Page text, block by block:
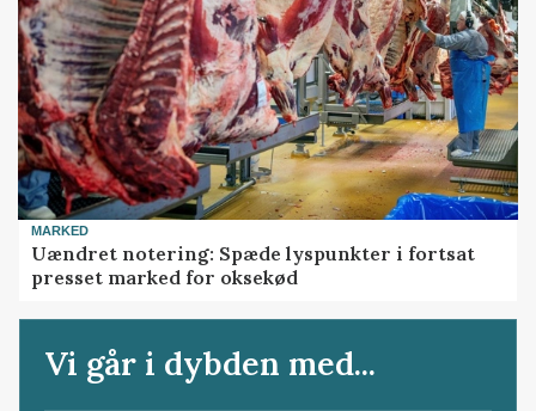
MARKED
Uændret notering: Spæde lyspunkter i fortsat
presset marked for oksekød
Vi går i dybden med...